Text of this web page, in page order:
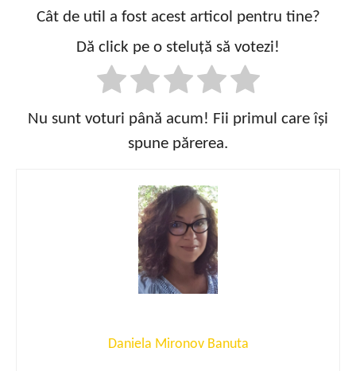
Cât de util a fost acest articol pentru tine?
Dă click pe o steluță să votezi!
Nu sunt voturi până acum! Fii primul care își
spune părerea.
Daniela Mironov Banuta